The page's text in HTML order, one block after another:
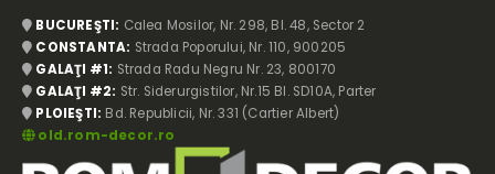
BUCUREŞTI: Calea Mosilor, Nr. 298, Bl. 48, Sector 2
CONSTANTA: Strada Poporului, Nr. 110, 900205
GALAŢI #1: Strada Radu Negru Nr. 23, 800170
GALAŢI #2: Str. Siderurgistilor, Nr.15 Bl. SD10A, Parter
PLOIEŞTI: Bd. Republicii, Nr. 331 (Cartier Albert)
old.rom-decor.ro